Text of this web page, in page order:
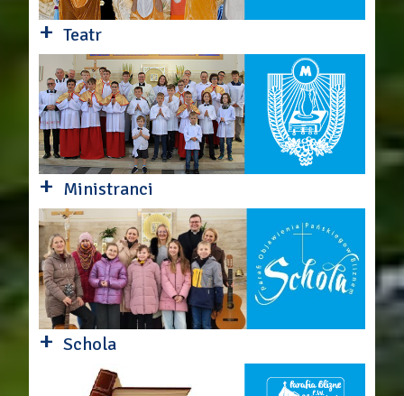
+ Teatr
+ Ministranci
+ Schola